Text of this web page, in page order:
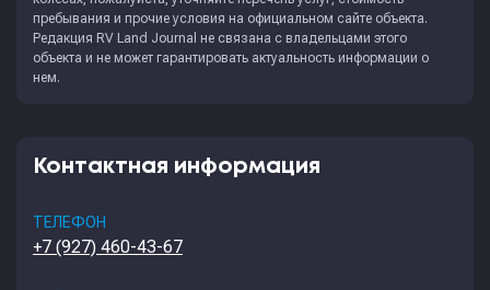
пребывания и прочие условия на официальном сайте объекта.
Редакция RV Land Journal не связана с владельцами этого
объекта и не может гарантировать актуальность информации о
нем.
Контактная информация
ТЕЛЕФОН
+7 (927) 460-43-67